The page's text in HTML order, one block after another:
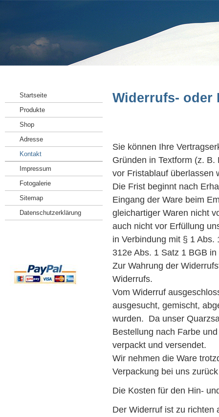
Startseite
Produkte
Shop
Adresse
Kontakt
Impressum
Fotogalerie
Sitemap
Datenschutzerklärung
Widerrufs- oder
Sie können Ihre
Gründen in Textform (z.
vor Fristablauf überlassen
Die Frist beginnt nach
Eingang der Ware beim
gleichartiger Waren nicht
auch nicht vor Erfüllung
in Verbindung mit § 1
312e Abs. 1 Satz 1 BGB
Zur Wahrung der
Widerrufs.
Vom Widerruf
ausgesucht, gemischt,
wurden. Da unser
Bestellung nach Farbe
verpackt und versendet.
Wir nehmen die Ware
Verpackung bei uns
Die Kosten für den Hin-
Der Widerruf ist zu richten